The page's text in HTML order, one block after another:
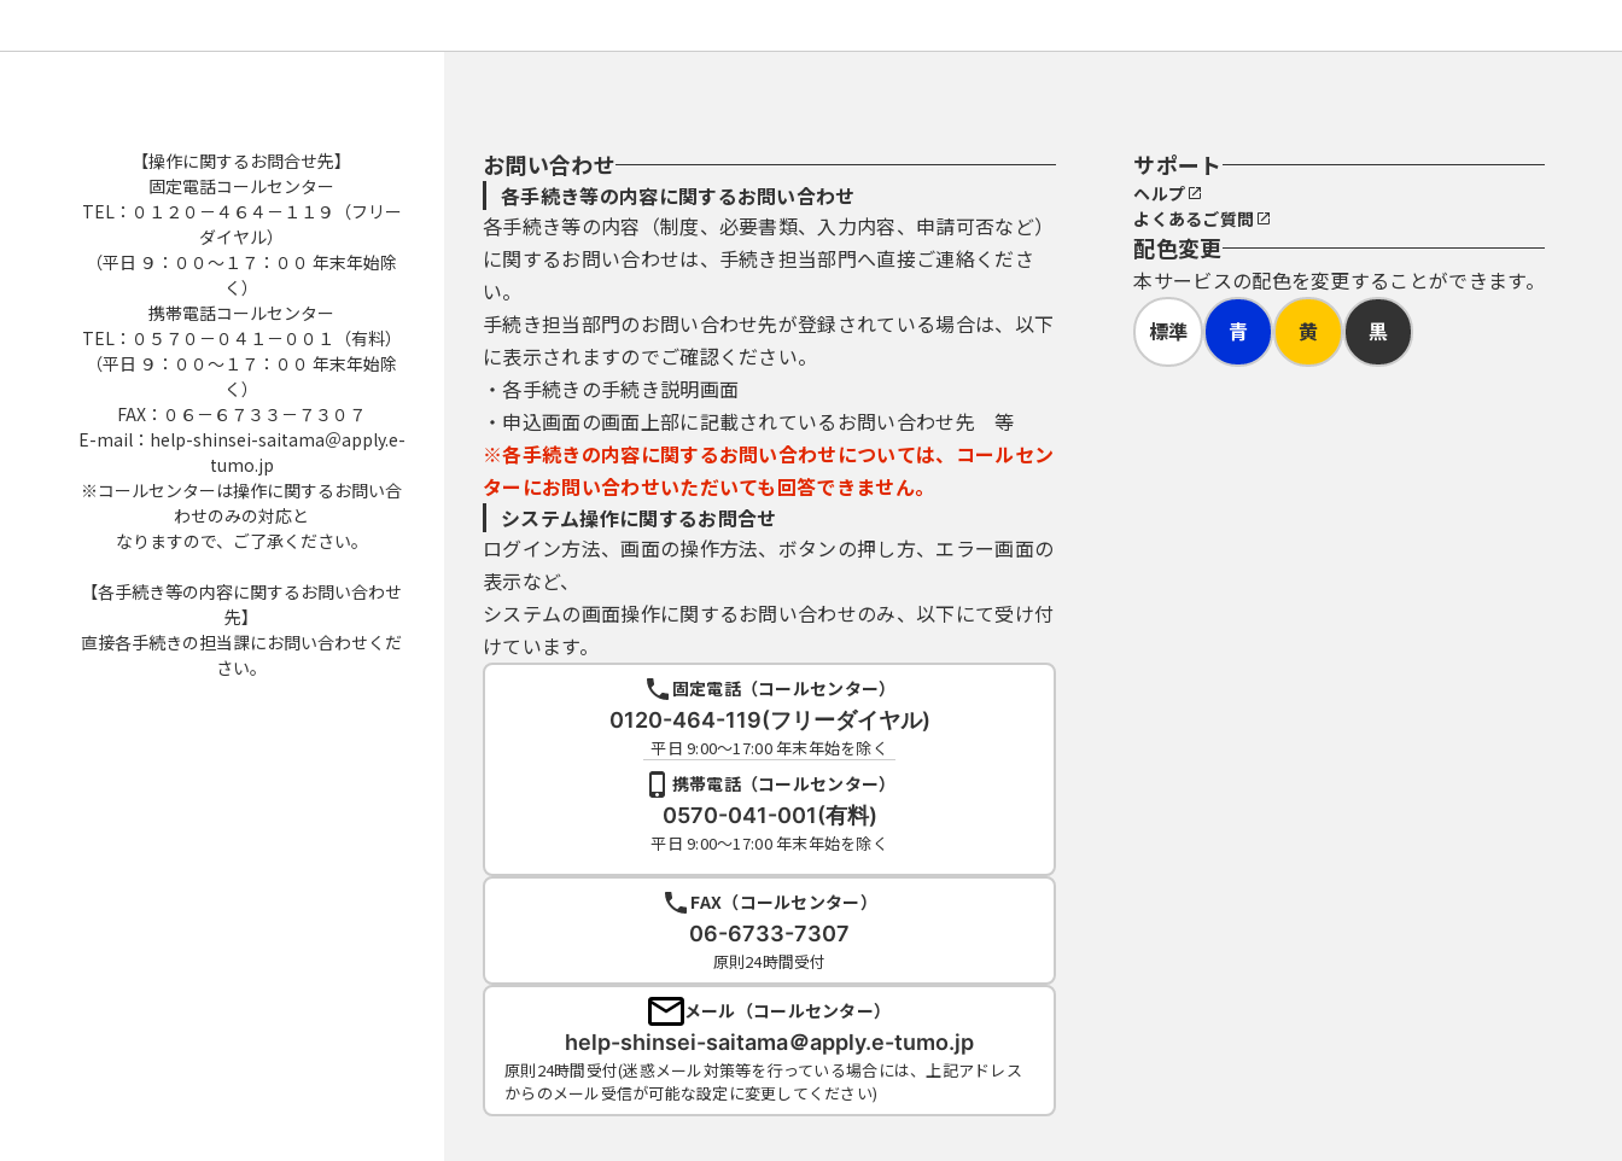
【操作に関するお問合せ先】
固定電話コールセンター
TEL：０１２０－４６４－１１９（フリー
ダイヤル）
（平日 ９：００～１７：００ 年末年始除
く）
携帯電話コールセンター
TEL：０５７０－０４１－００１（有料）
（平日 ９：００～１７：００ 年末年始除
く）
FAX：０６－６７３３－７３０７
E-mail：help-shinsei-saitama＠apply.e-
tumo.jp
※コールセンターは操作に関するお問い合
わせのみの対応と
なりますので、ご了承ください。
【各手続き等の内容に関するお問い合わせ
先】
直接各手続きの担当課にお問い合わせくだ
さい。
お問い合わせ
各手続き等の内容に関するお問い合わせ
各手続き等の内容（制度、必要書類、入力内容、申請可否など）
に関するお問い合わせは、手続き担当部門へ直接ご連絡くださ
い。
手続き担当部門のお問い合わせ先が登録されている場合は、以下
に表示されますのでご確認ください。
・各手続きの手続き説明画面
・申込画面の画面上部に記載されているお問い合わせ先 等
※各手続きの内容に関するお問い合わせについては、コールセン
ターにお問い合わせいただいても回答できません。
システム操作に関するお問合せ
ログイン方法、画面の操作方法、ボタンの押し方、エラー画面の
表示など、
システムの画面操作に関するお問い合わせのみ、以下にて受け付
けています。
固定電話（コールセンター）
0120-464-119(フリーダイヤル)
平日 9:00～17:00 年末年始を除く
携帯電話（コールセンター）
0570-041-001(有料)
平日 9:00～17:00 年末年始を除く
FAX（コールセンター）
06-6733-7307
原則24時間受付
メール（コールセンター）
help-shinsei-saitama＠apply.e-tumo.jp
原則24時間受付(迷惑メール対策等を行っている場合には、上記アドレス
からのメール受信が可能な設定に変更してください)
サポート
ヘルプ
よくあるご質問
配色変更
本サービスの配色を変更することができます。
標準
青 黄 黒